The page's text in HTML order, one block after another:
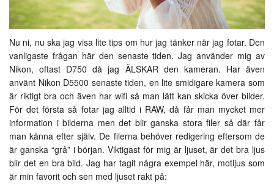
Nu ni, nu ska jag visa lite tips om hur jag tänker när jag fotar. Den
vanligaste frågan här den senaste tiden. Jag använder mig av
Nikon, oftast D750 då jag ÄLSKAR den kameran. Har även
använt Nikon D5500 senaste tiden, en lite smidigare kamera som
är riktigt bra och även har wifi så man lätt kan skicka över bilder.
För det första så fotar jag alltid i RAW, då får man mycket mer
information i bilderna men det blir ganska stora filer så där får
man känna efter själv. De filerna behöver redigering eftersom de
är ganska “grå” i början. Viktigast för mig är ljuset, är det bra ljus
blir det en bra bild. Jag har tagit några exempel här, motljus som
är min favorit och sen med ljuset rakt på: